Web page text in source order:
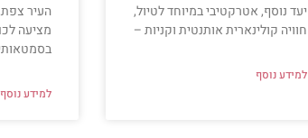
יעד נוסף, אטרקטיבי במיוחד לטיול,
חוויה קולינארית אותנטית וקניות –
למידע נוסף
העיר
מציעה
למידע נוסף